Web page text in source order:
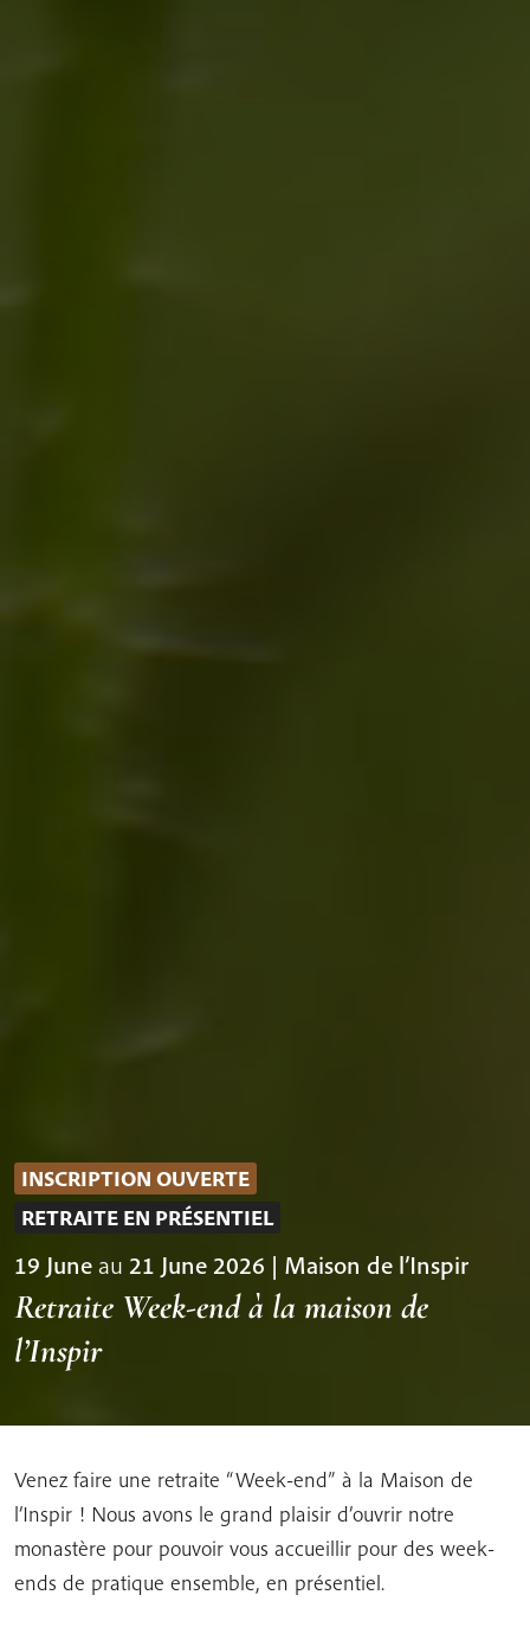
INSCRIPTION OUVERTE
RETRAITE EN PRÉSENTIEL
19 Juneau 21 June 2026 | Maison de l’Inspir
Retraite Week-end à la maison de
l’Inspir
Venez faire une retraite “Week-end” à la Maison de
l’Inspir ! Nous avons le grand plaisir d’ouvrir notre
monastère pour pouvoir vous accueillir pour des week-
ends de pratique ensemble, en présentiel.